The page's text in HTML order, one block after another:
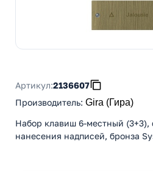
Артикул:2136607
Производитель: Gira (Гира)
Набор клавиш 6-местный (3+3),
нанесения надписей, бронза